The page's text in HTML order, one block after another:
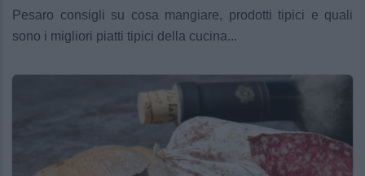
Pesaro consigli su cosa mangiare, prodotti tipici e quali
sono i migliori piatti tipici della cucina...